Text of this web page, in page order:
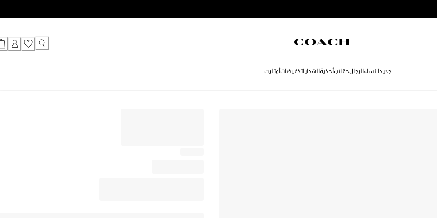
جديدالنساءالرجالحقائبأحذيةالهداياتخفيضاتأوتليت